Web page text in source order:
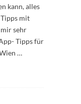
kann, alles
mit
sehr
Tipps für
…